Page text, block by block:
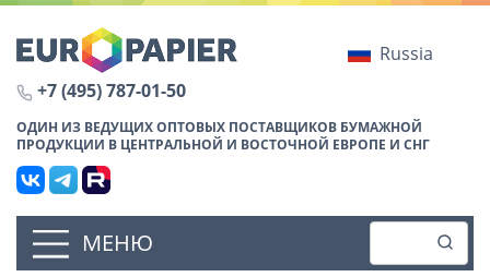
Russia
+7 (495) 787-01-50
ОДИН ИЗ ВЕДУЩИХ ОПТОВЫХ ПОСТАВЩИКОВ БУМАЖНОЙ
ПРОДУКЦИИ В ЦЕНТРАЛЬНОЙ И ВОСТОЧНОЙ ЕВРОПЕ И СНГ
МЕНЮ